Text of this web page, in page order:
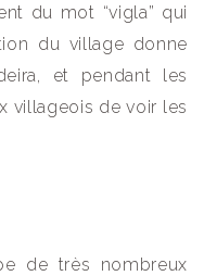
du mot “vigla” qui
du village donne
et pendant les
villageois de voir les
de très nombreux